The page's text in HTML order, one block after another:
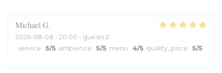
Michael G
2026-08-08 - 20:00 - guests 2
service : 5/5 ambience : 5/5 menu : 4/5 quality_price : 5/5